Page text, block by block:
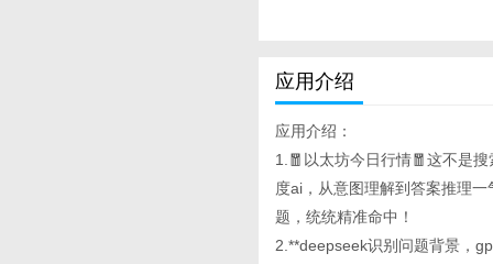
应用介绍
应用介绍：
1.🧧以太坊今日行情🧧这不是
度ai，从意图理解到答案推理
题，统统精准命中！
2.**deepseek识别问题背景，